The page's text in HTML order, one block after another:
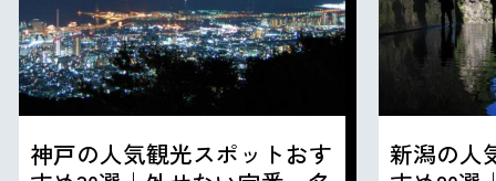
神戸の人気観光スポットおす
新潟の人